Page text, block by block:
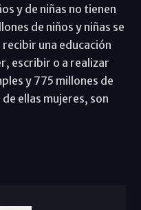
y de niñas no tienen
de niños y niñas se
una educación
escribir o a realizar
y 775 millones de
ellas mujeres, son